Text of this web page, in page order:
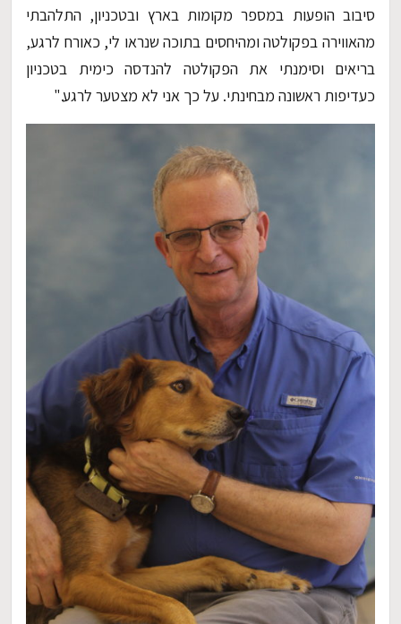
סיבוב הופעות במספר מקומות בארץ ובטכניון, התלהבתי
מהאווירה בפקולטה ומהיחסים בתוכה שנראו לי, כאורח לרגע,
בריאים וסימנתי את הפקולטה להנדסה כימית בטכניון
כעדיפות ראשונה מבחינתי. על כך אני לא מצטער לרגע."